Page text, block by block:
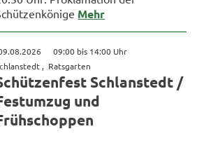
Mehr
09:00 bis 14:00 Uhr
, Ratsgarten
Schlanstedt /
und